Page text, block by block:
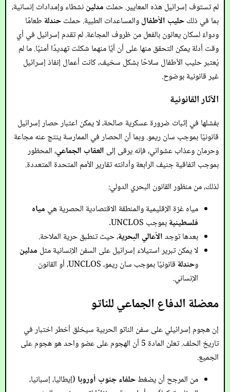
لم تستوف إسرائيل هذه المعايير. حملت مدليننشطاء وإمدادات إنسانية،
بما في ذلكحليب الأطفالوالمساعدات الطبية. حملتحندلة طعامًا
ودواءً لسكان يعانون بالفعل من ظروف المجاعة. لم تقدم إسرائيل في أي
وقت أدلة يمكن التحقق منها على أن أيًا منهما شكلت تهديدًا أمنيًا. ما لم
يُعتبر حليب الأطفال سلاحًا بشكل سخيف، كانت أعمال إنفاذ إسرائيل
غير قانونية بوضوح.
الآثار القانونية
بفشلها في إثبات ضرورة عسكرية صالحة، لا يمكن اعتبار حصار إسرائيل
قانونيًا بموجب سان ريمو. وبما أن الحصار في الممارسة ينتج عنه مجاعة
وحرمان وعذاب عشوائي، فإنه يرقى إلى العقاب الجماعي، المحظور
بموجب اتفاقية جنيف الرابعة وأدانته تقارير الأمم المتحدة المتعددة.
لذلك، من منظور القانون البحري الدولي:
مياه غزة الإقليمية والمنطقة الاقتصادية الحصرية هي مياه
فلسطينيةبموجب UNCLOS.
بعدها توجدالأعالي البحرية، حيث تنطبق حرية الملاحة.
لا يمكن تبرير استيلاء إسرائيل على السفن الإنسانية مثل مدلين
وحندلة
قانونيًا بموجب سان ريمو، UNCLOS، أو القانون
الإنساني.
معضلة الدفاع الجماعي للناتو
إن هجوم إسرائيلي على سفن الناتو الحربية سيخلق أخطر اختبار في
تاريخ الحلف. تعلن المادة 5 أن الهجوم على عضو واحد هو هجوم على
الجميع.
من المرجح أن يضغطحلفاء جنوب أوروبا (إيطاليا، إسبانيا،